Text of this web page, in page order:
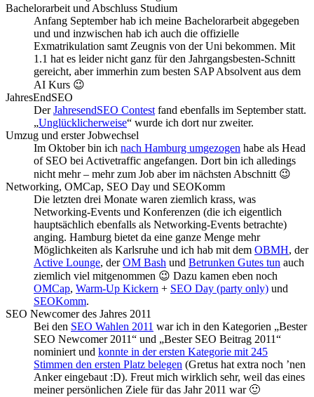
Bachelorarbeit und Abschluss Studium
Anfang September hab ich meine Bachelorarbeit abgegeben
und und inzwischen hab ich auch die offizielle
Exmatrikulation samt Zeugnis von der Uni bekommen. Mit
1.1 hat es leider nicht ganz für den Jahrgangsbesten-Schnitt
gereicht, aber immerhin zum besten SAP Absolvent aus dem
AI Kurs 😉
JahresEndSEO
DerJahresendSEO Contest fand ebenfalls im September statt.
„Unglücklicherweise“ wurde ich dort nur zweiter.
Umzug und erster Jobwechsel
Im Oktober bin ich nach Hamburg umgezogen habe als Head
of SEO bei Activetraffic angefangen. Dort bin ich alledings
nicht mehr – mehr zum Job aber im nächsten Abschnitt 😉
Networking, OMCap, SEO Day und SEOKomm
Die letzten drei Monate waren ziemlich krass, was
Networking-Events und Konferenzen (die ich eigentlich
hauptsächlich ebenfalls als Networking-Events betrachte)
anging. Hamburg bietet da eine ganze Menge mehr
Möglichkeiten als Karlsruhe und ich hab mit dem OBMH, der
Active Lounge, derOM Bash und Betrunken Gutes tun auch
ziemlich viel mitgenommen 😉 Dazu kamen eben noch
OMCap, Warm-Up Kickern + SEO Day (party only) und
SEOKomm.
SEO Newcomer des Jahres 2011
Bei den SEO Wahlen 2011 war ich in den Kategorien „Bester
SEO Newcomer 2011“ und „Bester SEO Beitrag 2011“
nominiert und konnte in der ersten Kategorie mit 245
Stimmen den ersten Platz belegen (Gretus hat extra noch ’nen
Anker eingebaut :D). Freut mich wirklich sehr, weil das eines
meiner persönlichen Ziele für das Jahr 2011 war 🙂